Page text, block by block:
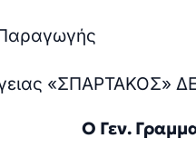
«ΣΠΑΡΤΑΚΟΣ»
Ο Γεν.